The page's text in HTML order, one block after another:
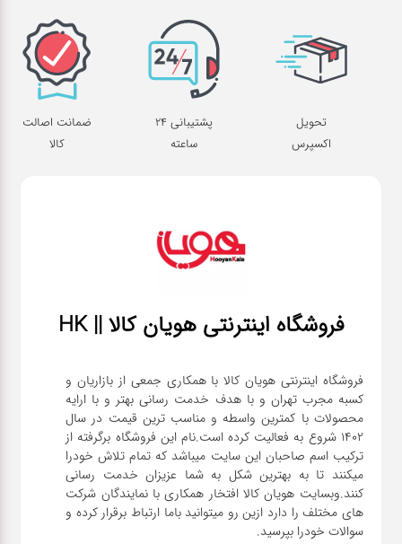
تحویل
اکسپرس
پشتیبانی 24
ساعته
ضمانت اصالت
کالا
فروشگاه اینترنتی هویان کالا || HK
فروشگاه اینترنتی هویان کالا با همکاری جمعی از بازاریان و
کسبه مجرب تهران و با هدف خدمت رسانی بهتر و با ارایه
محصولات با کمترین واسطه و مناسب ترین قیمت در سال
1402 شروع به فعالیت کرده است.نام این فروشگاه برگرفته از
ترکیب اسم صاحبان این سایت میباشد که تمام تلاش خودرا
میکنند تا به بهترین شکل به شما عزیزان خدمت رسانی
کنند.وبسایت هویان کالا افتخار همکاری با نمایندگان شرکت
های مختلف را دارد ازین رو میتوانید باما ارتباط برقرار کرده و
سوالات خودرا بپرسید.